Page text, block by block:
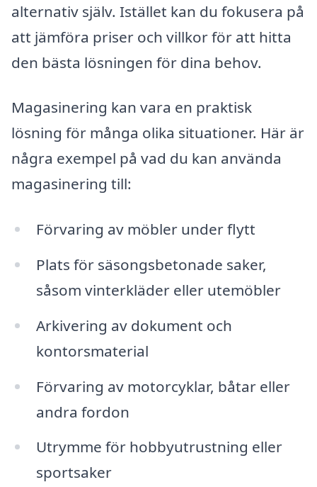
alternativ själv. Istället kan du fokusera på
att jämföra priser och villkor för att hitta
den bästa lösningen för dina behov.
Magasinering kan vara en praktisk
lösning för många olika situationer. Här är
några exempel på vad du kan använda
magasinering till:
Förvaring av möbler under flytt
Plats för säsongsbetonade saker,
såsom vinterkläder eller utemöbler
Arkivering av dokument och
kontorsmaterial
Förvaring av motorcyklar, båtar eller
andra fordon
Utrymme för hobbyutrustning eller
sportsaker